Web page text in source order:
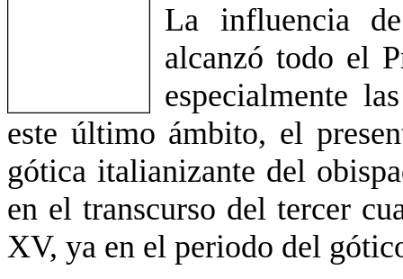
La influencia
alcanzó todo el
especialmente
este último ámbito, el
gótica italianizante del
en el transcurso del tercer
XV, ya en el periodo del